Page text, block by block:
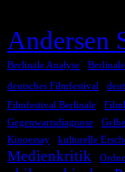
Andersen
Berlinale Analyse
deutsches Filmfestival
Filmfestival Berlinale
Gegenwartsdiagnose
Kinoessay
kulturelle
Medienkritik